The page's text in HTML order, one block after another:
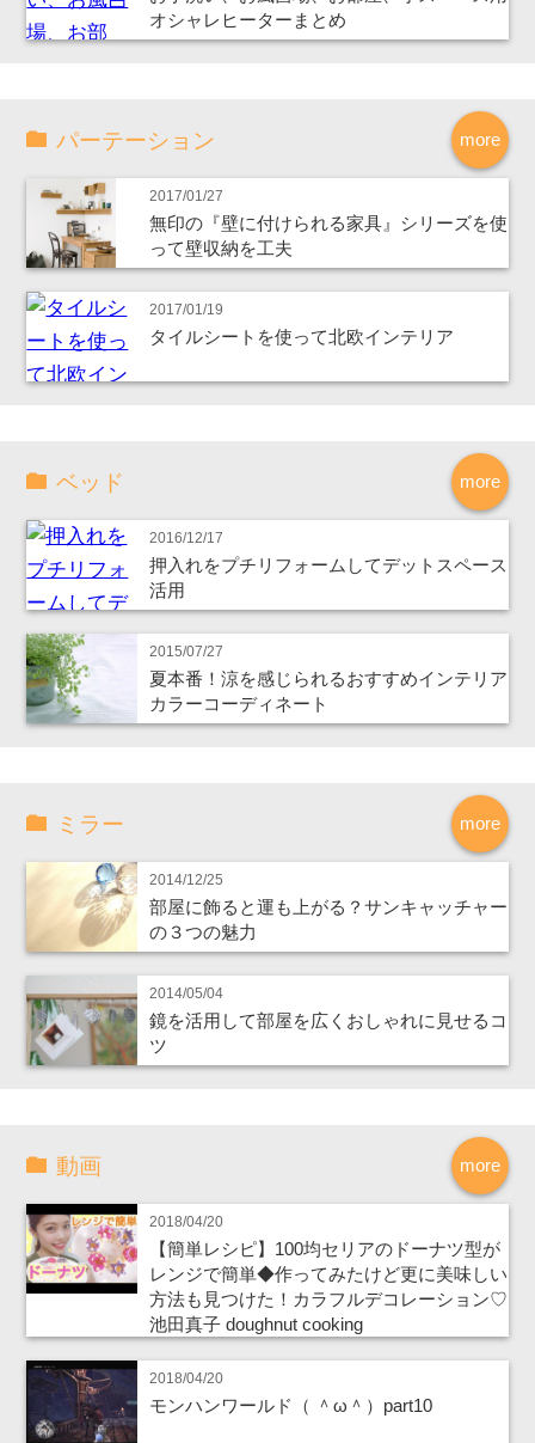
オシャレヒーターまとめ
more
パーテーション
2017/01/27
無印の『壁に付けられる家具』シリーズを使
って壁収納を工夫
2017/01/19
タイルシートを使って北欧インテリア
more
ベッド
2016/12/17
押入れをプチリフォームしてデットスペース
活用
2015/07/27
夏本番！涼を感じられるおすすめインテリア
カラーコーディネート
more
ミラー
2014/12/25
部屋に飾ると運も上がる？サンキャッチャー
の３つの魅力
2014/05/04
鏡を活用して部屋を広くおしゃれに見せるコ
ツ
more
動画
2018/04/20
【簡単レシピ】100均セリアのドーナツ型が
レンジで簡単◆作ってみたけど更に美味しい
方法も見つけた！カラフルデコレーション♡
池田真子 doughnut cooking
2018/04/20
モンハンワールド（ ＾ω＾）part10